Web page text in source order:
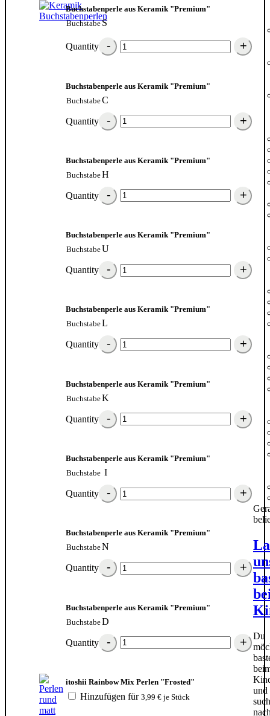
Du
und
Buchstabenperle aus Keramik "Premium"
BuchstabeS
Quantity
Buchstabenperle aus Keramik "Premium"
BuchstabeC
Quantity
Buchstabenperle aus Keramik "Premium"
BuchstabeH
Quantity
Buchstabenperle aus Keramik "Premium"
BuchstabeU
Quantity
Buchstabenperle aus Keramik "Premium"
BuchstabeL
Quantity
Buchstabenperle aus Keramik "Premium"
BuchstabeK
Quantity
Buchstabenperle aus Keramik "Premium"
Buchstabe I
Quantity
Buchstabenperle aus Keramik "Premium"
BuchstabeN
Quantity
Buchstabenperle aus Keramik "Premium"
BuchstabeD
Quantity
itoshii Rainbow Mix Perlen "Frosted"
Hinzufügen für 3,99 € je Stück